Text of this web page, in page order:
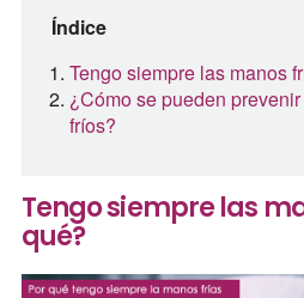
Índice
Tengo siempre las manos
¿Cómo se pueden
fríos?
Tengo siempre las
qué?